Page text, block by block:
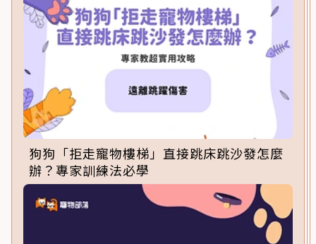
狗狗「拒走寵物樓梯」直接跳床跳沙發怎麼
辦？專家訓練法必學